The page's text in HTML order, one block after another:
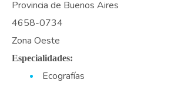
Provincia de Buenos Aires
4658-0734
Zona Oeste
Especialidades:
Ecografías